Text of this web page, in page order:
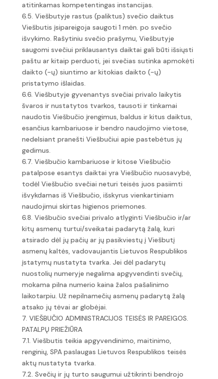
atitinkamas kompetentingas instancijas.
6.5. Viešbutyje rastus (paliktus) svečio daiktus
Viešbutis įsipareigoja saugoti 1 mėn. po svečio
išvykimo. Rašytiniu svečio prašymu, Viešbutyje
saugomi svečiui priklausantys daiktai gali būti išsiųsti
paštu ar kitaip perduoti, jei svečias sutinka apmokėti
daikto (-ų) siuntimo ar kitokias daikto (-ų)
pristatymo išlaidas.
6.6. Viešbutyje gyvenantys svečiai privalo laikytis
švaros ir nustatytos tvarkos, tausoti ir tinkamai
naudotis Viešbučio įrengimus, baldus ir kitus daiktus,
esančius kambariuose ir bendro naudojimo vietose,
nedelsiant pranešti Viešbučiui apie pastebėtus jų
gedimus.
6.7. Viešbučio kambariuose ir kitose Viešbučio
patalpose esantys daiktai yra Viešbučio nuosavybė,
todėl Viešbučio svečiai neturi teisės juos pasiimti
išvykdamas iš Viešbučio, išskyrus vienkartiniam
naudojimui skirtas higienos priemones.
6.8. Viešbučio svečiai privalo atlyginti Viešbučio ir/ar
kitų asmenų turtui/sveikatai padarytą žalą, kuri
atsirado dėl jų pačių ar jų pasikviestų į Viešbutį
asmenų kaltės, vadovaujantis Lietuvos Respublikos
įstatymų nustatyta tvarka. Jei dėl padarytų
nuostolių numeryje negalima apgyvendinti svečių,
mokama pilna numerio kaina žalos pašalinimo
laikotarpiu. Už nepilnamečių asmenų padarytą žalą
atsako jų tėvai ar globėjai.
7. VIEŠBUČIO ADMINISTRACIJOS TEISĖS IR PAREIGOS.
PATALPŲ PRIEŽIŪRA
7.1. Viešbutis teikia apgyvendinimo, maitinimo,
renginių, SPA paslaugas Lietuvos Respublikos teisės
aktų nustatyta tvarka.
7.2. Svečių ir jų turto saugumui užtikrinti bendrojo